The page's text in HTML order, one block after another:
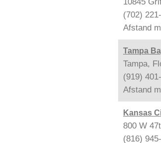
(702)
Afstand
Tampa
Tampa,
(919)
Afstand
Kansas
800 W
(816)